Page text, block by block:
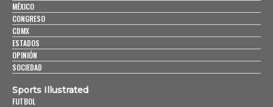
MÉXICO
CONGRESO
CDMX
ESTADOS
OPINIÓN
SOCIEDAD
Sports Illustrated
FUTBOL